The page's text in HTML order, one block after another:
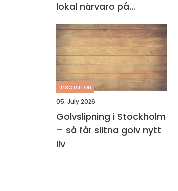
lokal närvaro på
Gotland
inspiration
05. July 2026
Golvslipning i Stockholm
– så får slitna golv nytt
liv